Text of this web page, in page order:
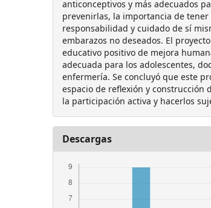
anticonceptivos y más adecuados
prevenirlas, la importancia de
responsabilidad y cuidado de sí
embarazos no deseados. El
educativo positivo de mejora
adecuada para los adolescentes,
enfermería. Se concluyó que este
espacio de reflexión y
la participación activa y hacerlos
Descargas